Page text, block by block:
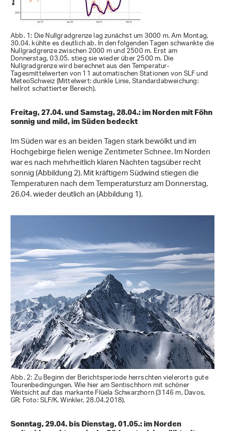
Abb. 1: Die Nullgradgrenze lag zunächst um 3000 m. Am Montag,
30.04. kühlte es deutlich ab. In den folgenden Tagen schwankte die
Nullgradgrenze zwischen 2000 m und 2500 m. Erst am
Donnerstag, 03.05. stieg sie wieder über 2500 m. Die
Nullgradgrenze wird berechnet aus den Temperatur-
Tagesmittelwerten von 11 automatischen Stationen von SLF und
MeteoSchweiz (Mittelwert: dunkle Linie, Standardabweichung:
hellrot schattierter Bereich).
Freitag, 27.04. und Samstag, 28.04.: im Norden mit Föhn
sonnig und mild, im Süden bedeckt
Im Süden war es an beiden Tagen stark bewölkt und im
Hochgebirge fielen wenige Zentimeter Schnee. Im Norden
war es nach mehrheitlich klaren Nächten tagsüber recht
sonnig (Abbildung 2). Mit kräftigem Südwind stiegen die
Temperaturen nach dem Temperatursturz am Donnerstag,
26.04. wieder deutlich an (Abbildung 1).
Abb. 2: Zu Beginn der Berichtsperiode herrschten vielerorts gute
Tourenbedingungen. Wie hier am Sentischhorn mit schöner
Weitsicht auf das markante Flüela Schwarzhorn (3146 m, Davos,
GR; Foto: SLF/K. Winkler, 28.04.2018).
Sonntag, 29.04. bis Dienstag, 01.05.: im Norden